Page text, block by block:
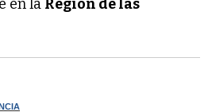
en la Región de las